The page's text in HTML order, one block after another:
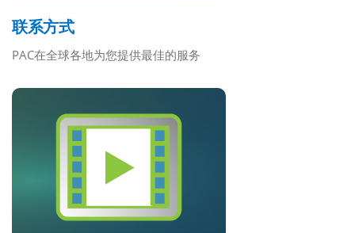
联系方式
PAC在全球各地为您提供最佳的服务
观看视频